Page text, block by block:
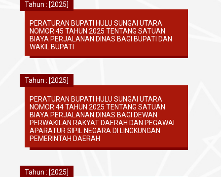
Tahun : [2025]
PERATURAN BUPATI HULU SUNGAI UTARA
NOMOR 45 TAHUN 2025 TENTANG SATUAN
BIAYA PERJALANAN DINAS BAGI BUPATI DAN
WAKIL BUPATI
Tahun : [2025]
PERATURAN BUPATI HULU SUNGAI UTARA
NOMOR 44 TAHUN 2025 TENTANG SATUAN
BIAYA PERJALANAN DINAS BAGI DEWAN
PERWAKILAN RAKYAT DAERAH DAN PEGAWAI
APARATUR SIPIL NEGARA DI LINGKUNGAN
PEMERINTAH DAERAH
Tahun : [2025]